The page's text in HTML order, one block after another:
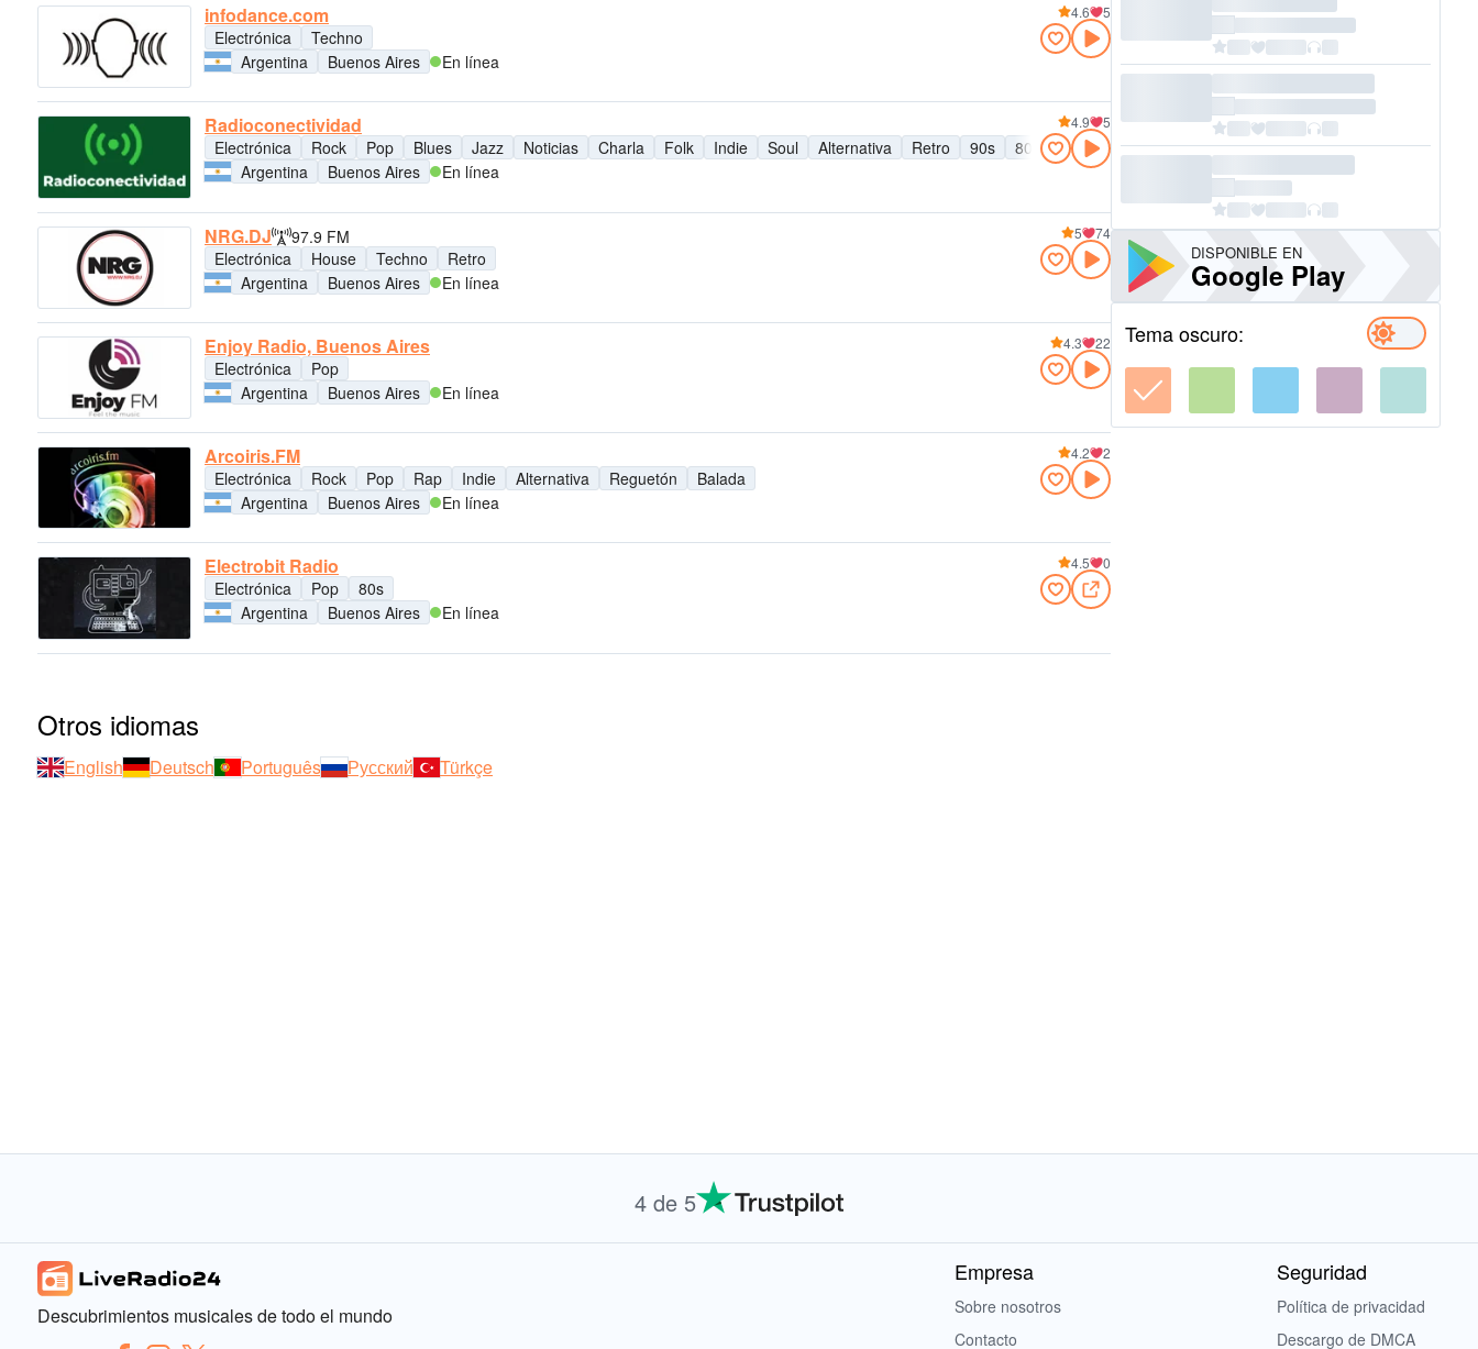
infodance.com
Electrónica
Techno
Argentina
Buenos Aires En línea
4.6 5
Radioconectividad
Electrónica Rock Pop Blues Jazz Noticias Charla Folk Indie Soul Alternativa Retro 90s 80s 70s 60s Funk
Deportes
Argentina
Buenos Aires En línea
4.9 5
NRG.DJ
97.9 FM
Electrónica
House Techno
Retro
Argentina
Buenos Aires En línea
5 74
Enjoy Radio, Buenos Aires
Electrónica
Pop
Argentina
Buenos Aires En línea
4.3 22
Arcoiris.FM
Electrónica Rock Pop Rap Indie Alternativa Reguetón
Balada
Argentina
Buenos Aires En línea
4.2 2
Electrobit Radio
Electrónica Pop
80s
Argentina
Buenos Aires En línea
4.5 0
Otros idiomas
English Deutsch Português Русский Türkçe
DISPONIBLE EN
Google Play
Tema oscuro:
4 de 5
Descubrimientos musicales de todo el mundo
Empresa
Sobre nosotros
Contacto
Seguridad
Política de privacidad
Descargo de DMCA